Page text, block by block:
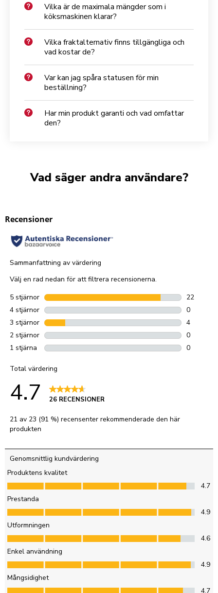
Vilka är de maximala mängder som i
köksmaskinen klarar?
Vilka fraktalternativ finns tillgängliga och
vad kostar de?
Var kan jag spåra statusen för min
beställning?
Har min produkt garanti och vad omfattar
den?
Vad säger andra användare?